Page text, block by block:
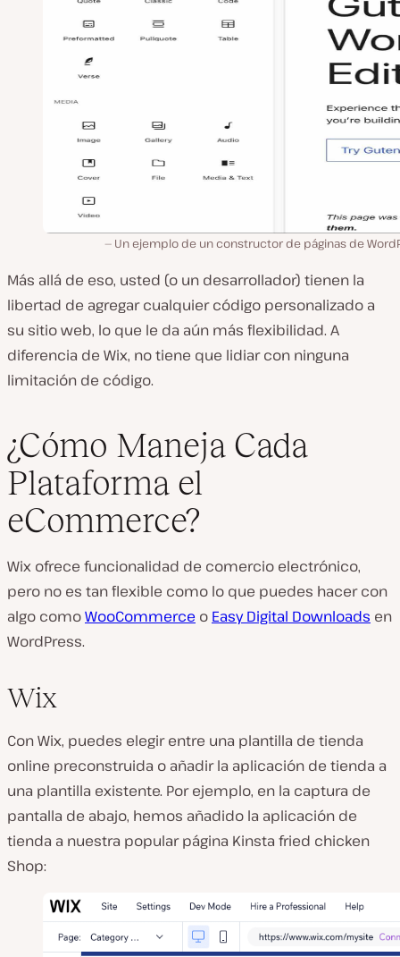
Un ejemplo de un constructor de páginas de
Más allá de eso, usted (o un desarrollador) tienen la
libertad de agregar cualquier código personalizado a
su sitio web, lo que le da aún más flexibilidad. A
diferencia de Wix, no tiene que lidiar con ninguna
limitación de código.
¿Cómo Maneja Cada
Plataforma el
eCommerce?
Wix ofrece funcionalidad de comercio electrónico,
pero no es tan flexible como lo que puedes hacer con
algo comoWooCommerce o Easy Digital Downloads en
WordPress.
Wix
Con Wix, puedes elegir entre una plantilla de tienda
online preconstruida o añadir la aplicación de tienda a
una plantilla existente. Por ejemplo, en la captura de
pantalla de abajo, hemos añadido la aplicación de
tienda a nuestra popular página Kinsta fried chicken
Shop: